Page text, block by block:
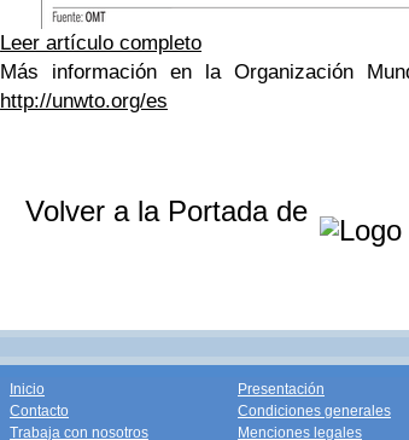
Leer artículo completo
Más información en la Organización
http://unwto.org/es
Volver a la Portada de
Inicio
Contacto
Trabaja con nosotros
Presentación
Condiciones generales
Menciones legales